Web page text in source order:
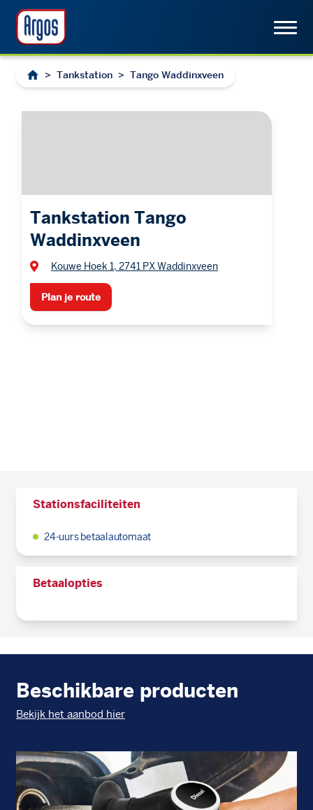
> Tankstation > Tango Waddinxveen
Tankstation Tango
Waddinxveen
Kouwe Hoek 1, 2741 PX Waddinxveen
Plan je route
Stationsfaciliteiten
24-uurs betaalautomaat
Betaalopties
Beschikbare producten
Bekijk het aanbod hier